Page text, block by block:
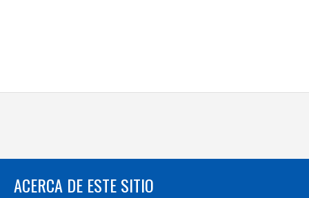
ACERCA DE ESTE SITIO